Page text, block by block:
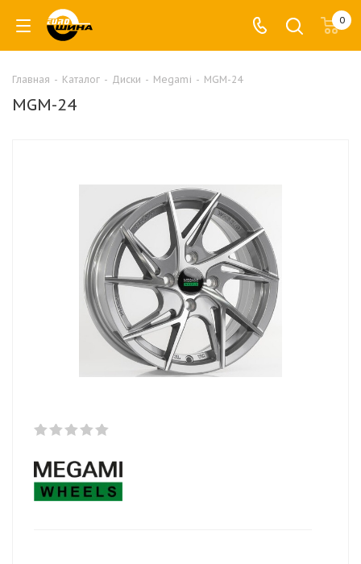
0
Главная - Каталог - Диски - Megami - MGM-24
MGM-24